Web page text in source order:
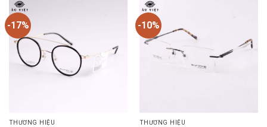
-17%
THƯƠNG HIỆU
-10%
THƯƠNG HIỆU